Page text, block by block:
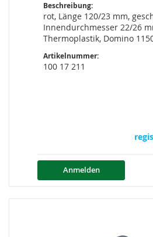
Beschreibung:
rot, Länge 120/23 mm,
Innendurchmesser 22/26
Thermoplastik, Domino
Artikelnummer:
100 17 211
Anmelden